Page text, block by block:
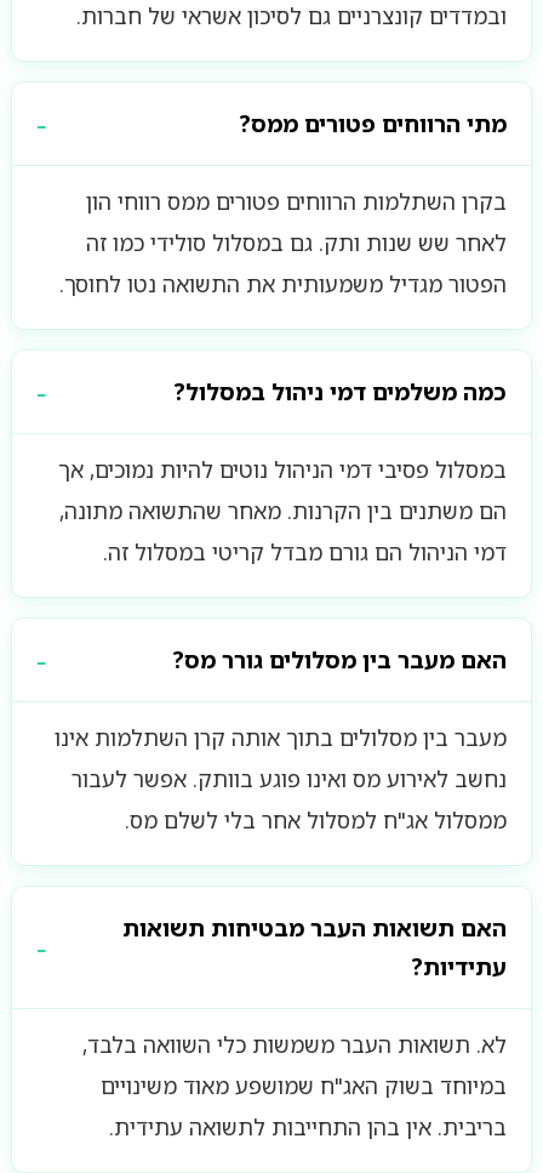
ובמדדים קונצרניים גם לסיכון אשראי של חברות.
מתי הרווחים פטורים ממס?
בקרן השתלמות הרווחים פטורים ממס רווחי הון
לאחר שש שנות ותק. גם במסלול סולידי כמו זה
הפטור מגדיל משמעותית את התשואה נטו לחוסך.
כמה משלמים דמי ניהול במסלול?
במסלול פסיבי דמי הניהול נוטים להיות נמוכים, אך
הם משתנים בין הקרנות. מאחר שהתשואה מתונה,
דמי הניהול הם גורם מבדל קריטי במסלול זה.
האם מעבר בין מסלולים גורר מס?
מעבר בין מסלולים בתוך אותה קרן השתלמות אינו
נחשב לאירוע מס ואינו פוגע בוותק. אפשר לעבור
ממסלול אג"ח למסלול אחר בלי לשלם מס.
האם תשואות העבר מבטיחות תשואות
עתידיות?
לא. תשואות העבר משמשות כלי השוואה בלבד,
במיוחד בשוק האג"ח שמושפע מאוד משינויים
בריבית. אין בהן התחייבות לתשואה עתידית.